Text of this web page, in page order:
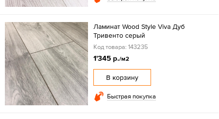
Ламинат Wood Style Viva Дуб
Тривенто серый
Код товара: 143235
1'345 р./м2
В корзину
Быстрая покупка